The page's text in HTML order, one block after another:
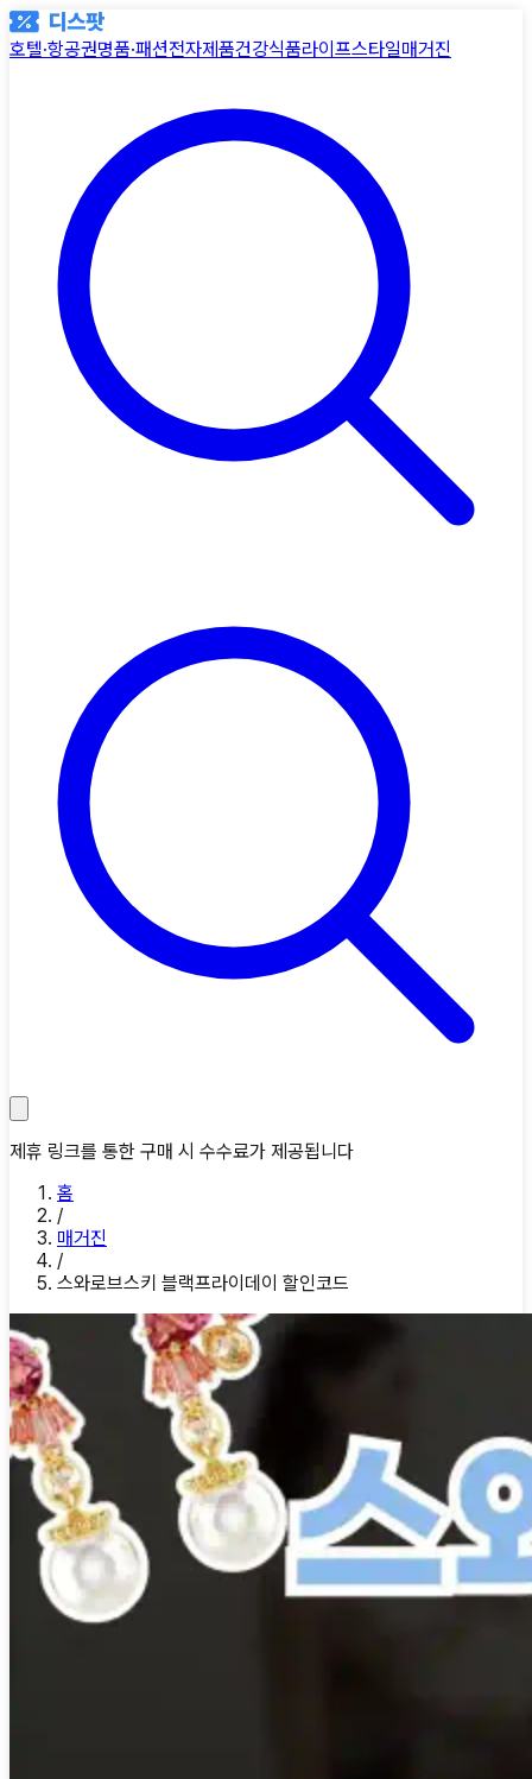
호텔·항공권명품·패션전자제품건강식품라이프스타일매거진
제휴 링크를 통한 구매 시 수수료가 제공됩니다
홈
/
매거진
/
스와로브스키 블랙프라이데이 할인코드